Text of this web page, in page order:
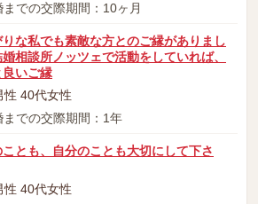
までの交際期間：10ヶ月
な私でも素敵な方とのご縁がありまし
相談所ノッツェで活動をしていれば、
良いご縁
性 40代女性
までの交際期間：1年
とも、自分のことも大切にして下さ
性 40代女性